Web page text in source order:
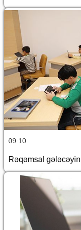
09:10
Rəqəmsal